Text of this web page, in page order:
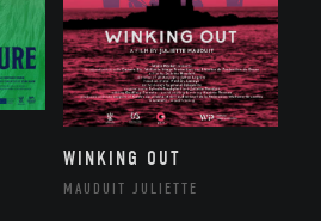
WINKING OUT
MAUDUIT JULIETTE